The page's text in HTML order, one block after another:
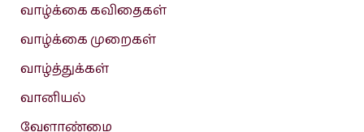
வாழ்க்கை கவிதைகள்
வாழ்க்கை முறைகள்
வாழ்த்துக்கள்
வானியல்
வேளாண்மை